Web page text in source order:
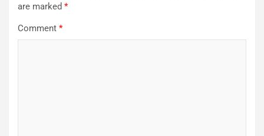
are marked *
Comment *